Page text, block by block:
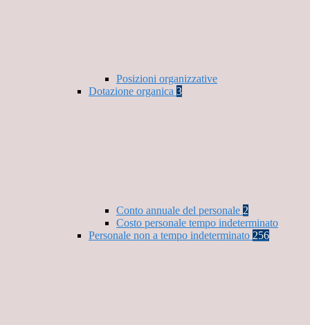
Posizioni organizzative
Dotazione organica 3
Conto annuale del personale 2
Costo personale tempo indeterminato
Personale non a tempo indeterminato 256